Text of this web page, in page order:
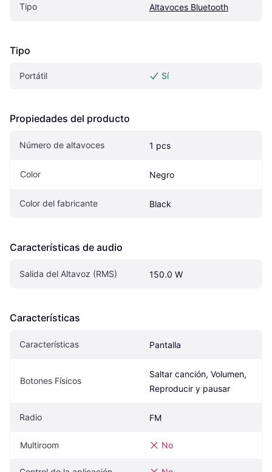
Tipo Altavoces Bluetooth
Tipo
Portátil Sí
Propiedades del producto
Número de altavoces 1 pcs
Color Negro
Color del fabricante Black
Características de audio
Salida del Altavoz (RMS) 150.0 W
Características
Características Pantalla
Botones Físicos
Saltar canción, Volumen,
Reproducir y pausar
Radio FM
Multiroom No